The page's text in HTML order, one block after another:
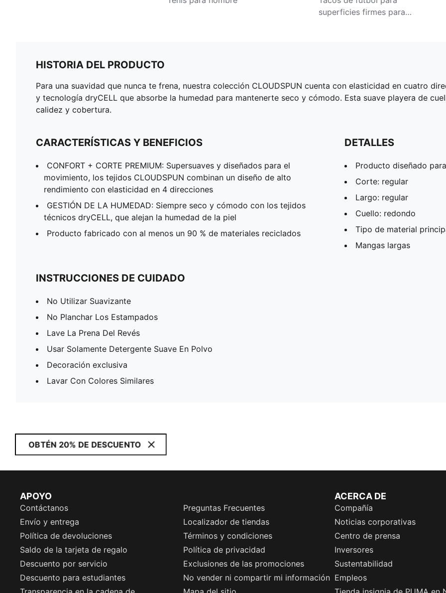
superficies firmes para
HISTORIA DEL PRODUCTO
Para una suavidad que nunca te frena, nuestra colección CLOUDSPUN cuenta con elasticidad en cuatro
y tecnología dryCELL que absorbe la humedad para mantenerte seco y cómodo. Esta suave playera de
calidez y cobertura.
CARACTERÍSTICAS Y BENEFICIOS
CONFORT + CORTE PREMIUM: Supersuaves y diseñados para el
movimiento, los tejidos CLOUDSPUN combinan un diseño de alto
rendimiento con elasticidad en 4 direcciones
GESTIÓN DE LA HUMEDAD: Siempre seco y cómodo con los tejidos
técnicos dryCELL, que alejan la humedad de la piel
Producto fabricado con al menos un 90 % de materiales reciclados
DETALLES
Producto diseñado
Corte: regular
Largo: regular
Cuello: redondo
Tipo de material
Mangas largas
INSTRUCCIONES DE CUIDADO
No Utilizar Suavizante
No Planchar Los Estampados
Lave La Prena Del Revés
Usar Solamente Detergente Suave En Polvo
Decoración exclusiva
Lavar Con Colores Similares
OBTÉN 20% DE DESCUENTO
APOYO
Contáctanos
Preguntas Frecuentes
Envío y entrega
Localizador de tiendas
Política de devoluciones
Términos y condiciones
Saldo de la tarjeta de regalo
Política de privacidad
Descuento por servicio
Exclusiones de las promociones
Descuento para estudiantes
No vender ni compartir mi información
ACERCA DE
Compañía
Noticias corporativas
Centro de prensa
Inversores
Sustentabilidad
Empleos